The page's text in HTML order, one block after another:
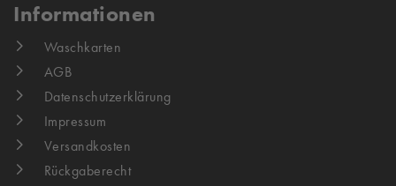
Informationen
Waschkarten
AGB
Datenschutzerklärung
Impressum
Versandkosten
Rückgaberecht